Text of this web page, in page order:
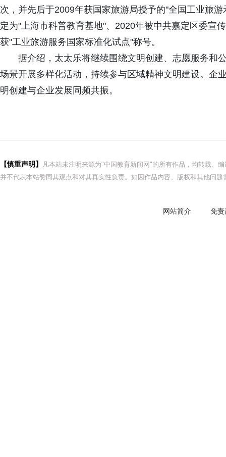
次，并先后于2009年获国家旅游局授予的"全国工业旅
定为"上海市科普教育基地"、2020年被中共嘉定区委宣
获"工业旅游服务国家标准化试点"称号。
据介绍，太太乐将继续围绕文明创建、志愿服务和
场景开展多样化活动，持续参与区域精神文明建设。企
明创建与企业发展同频共振。
【慎重声明】
凡本站未注明来源为"中国教育新闻网"的所有作品，均转载、
并不代表本站赞同其观点和对其真实性负责。如因作品内容、版权和其他问
网站简介 免责